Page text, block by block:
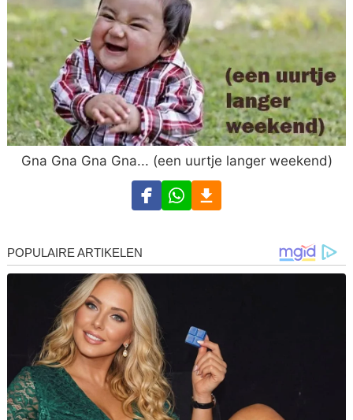
Gna Gna Gna Gna... (een uurtje langer weekend)